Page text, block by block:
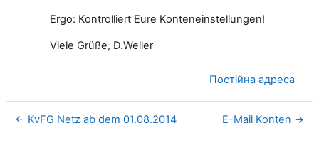
Ergo: Kontrolliert Eure Konteneinstellungen!
Viele Grüße, D.Weller
Постійна адреса
← KvFG Netz ab dem 01.08.2014 E-Mail Konten →